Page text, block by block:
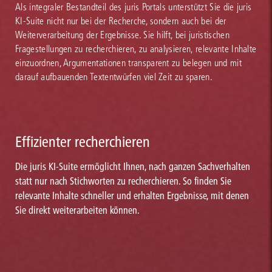
Als integraler Bestandteil des juris Portals unterstützt Sie die juris
KI-Suite nicht nur bei der Recherche, sondern auch bei der
Weiterverarbeitung der Ergebnisse. Sie hilft, bei juristischen
Fragestellungen zu recherchieren, zu analysieren, relevante Inhalte
einzuordnen, Argumentationen transparent zu belegen und mit
darauf aufbauenden Textentwürfen viel Zeit zu sparen.
Effizienter recherchieren
Die juris KI-Suite ermöglicht Ihnen, nach ganzen Sachverhalten
statt nur nach Stichworten zu recherchieren. So finden Sie
relevante Inhalte schneller und erhalten Ergebnisse, mit denen
Sie direkt weiterarbeiten können.